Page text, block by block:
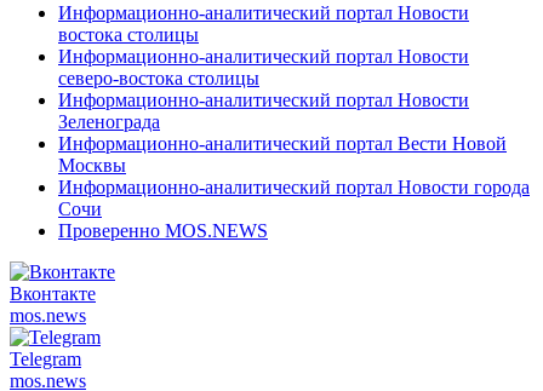
Информационно-аналитический портал Новости
востока столицы
Информационно-аналитический портал Новости
северо-востока столицы
Информационно-аналитический портал Новости
Зеленограда
Информационно-аналитический портал Вести Новой
Москвы
Информационно-аналитический портал Новости города
Сочи
Проверенно MOS.NEWS
Вконтакте
mos.news
Telegram
mos.news